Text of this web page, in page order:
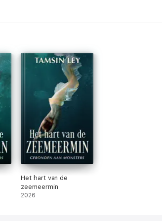
Het hart van de
zeemeermin
2026